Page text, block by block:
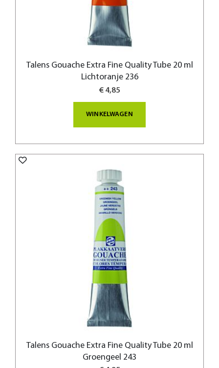
Talens Gouache Extra Fine Quality Tube 20 ml
Lichtoranje 236
€ 4,85
WINKELWAGEN
Talens Gouache Extra Fine Quality Tube 20 ml
Groengeel 243